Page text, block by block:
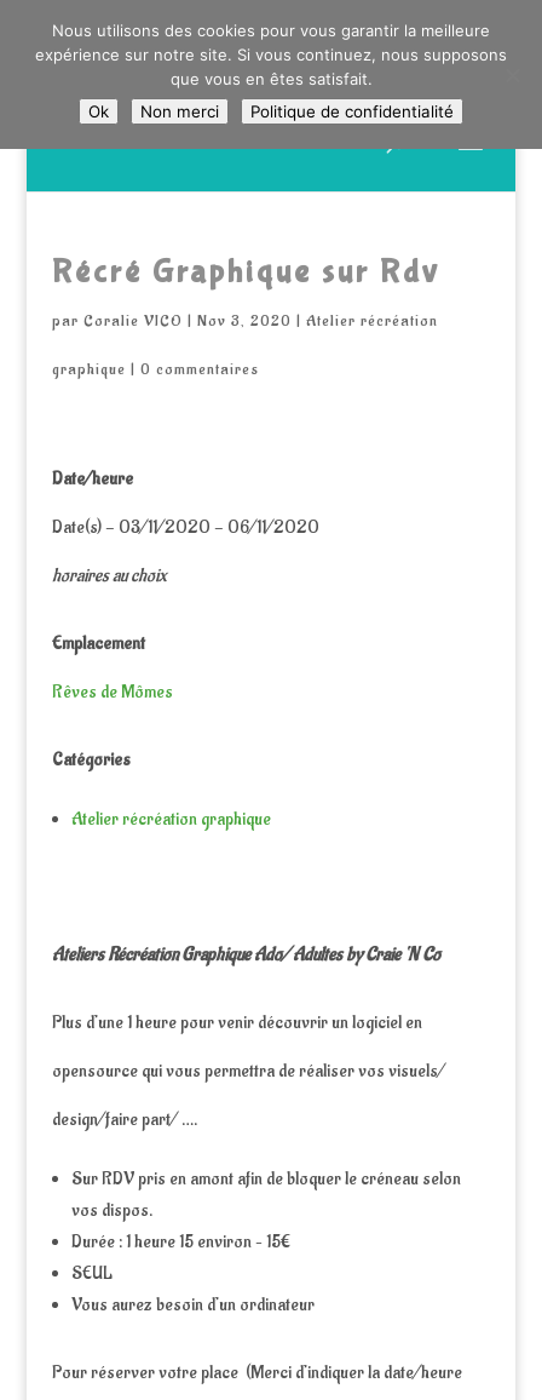
0603176412 - RDV CHEZ SO WATT À SAINT ANDRÉ OU
DANS LA MÉTROPOLE LILLOISE
CRAIENCO@GMAIL.COM
produits
Récré Graphique sur Rdv
par Coralie VICO | Nov 3, 2020 | Atelier récréation
graphique | 0 commentaires
Date/heure
Date(s) - 03/11/2020 - 06/11/2020
horaires au choix
Emplacement
Rêves de Mômes
Catégories
Atelier récréation graphique
Ateliers Récréation Graphique Ado/ Adultes by Craie ‘N Co
Plus d’une 1 heure pour venir découvrir un logiciel en
opensource qui vous permettra de réaliser vos visuels/
design/faire part/ ….
Sur RDV pris en amont afin de bloquer le créneau selon
vos dispos.
Durée : 1 heure 15 environ – 15€
SEUL
Vous aurez besoin d’un ordinateur
Pour réserver votre place (Merci d’indiquer la date/heure
Nous utilisons des cookies pour vous garantir la meilleure
expérience sur notre site. Si vous continuez, nous supposons
que vous en êtes satisfait.
Ok
Non merci Politique de confidentialité